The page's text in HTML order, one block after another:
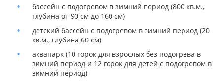
бассейн с подогревом в зимний период (800 кв.м.,
глубина от 90 см до 160 см)
детский бассейн с подогревом в зимний период (20
кв.м., глубина 60 см)
аквапарк (10 горок для взрослых без подогрева в
зимний период и 12 горок для детей с подогревом в
зимний период)